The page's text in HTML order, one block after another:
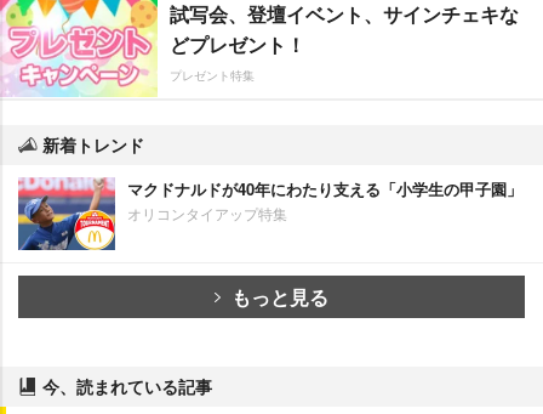
試写会、登壇イベント、サインチェキな
どプレゼント！
プレゼント特集
新着トレンド
マクドナルドが40年にわたり支える「小学生の甲子園」
オリコンタイアップ特集
もっと見る
今、読まれている記事